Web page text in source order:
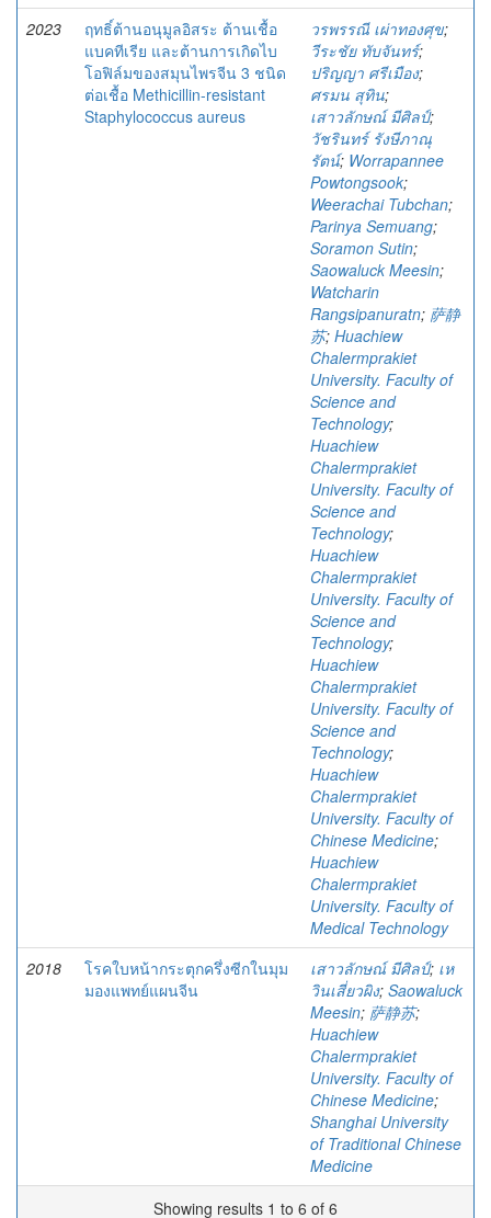
2023
ฤทธิ์ต้านอนุมูลอิสระ ต้านเชื้อ
แบคทีเรีย และต้านการเกิดไบ
โอฟิล์มของสมุนไพรจีน 3 ชนิด
ต่อเชื้อ Methicillin-resistant
Staphylococcus aureus
วรพรรณี เผ่าทองศุข;
วีระชัย ทับจันทร์;
ปริญญา ศรีเมือง;
ศรมน สุทิน;
เสาวลักษณ์ มีศิลป์;
วัชรินทร์ รังษีภาณุ
รัตน์; Worrapannee
Powtongsook;
Weerachai Tubchan;
Parinya Semuang;
Soramon Sutin;
Saowaluck Meesin;
Watcharin
Rangsipanuratn; 萨静
苏; Huachiew
Chalermprakiet
University. Faculty of
Science and
Technology;
Huachiew
Chalermprakiet
University. Faculty of
Science and
Technology;
Huachiew
Chalermprakiet
University. Faculty of
Science and
Technology;
Huachiew
Chalermprakiet
University. Faculty of
Science and
Technology;
Huachiew
Chalermprakiet
University. Faculty of
Chinese Medicine;
Huachiew
Chalermprakiet
University. Faculty of
Medical Technology
2018
โรคใบหน้ากระตุกครึ่งซีกในมุม
มองแพทย์แผนจีน
เสาวลักษณ์ มีศิลป์; เห
วินเสี่ยวผิง; Saowaluck
Meesin; 萨静苏;
Huachiew
Chalermprakiet
University. Faculty of
Chinese Medicine;
Shanghai University
of Traditional Chinese
Medicine
Showing results 1 to 6 of 6